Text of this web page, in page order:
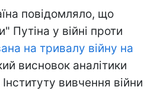
повідомляло, що
Путіна у війні проти
на тривалу війну на
висновок аналітики
вивчення війни